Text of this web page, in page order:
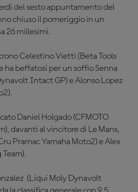
del sesto appuntamento del
chiuso il pomeriggio in un
26 millesimi.
Celestino Vietti (Beta Tools
ha beffatosi per un soffio Senna
Intact GP) e Alonso Lopez
Daniel Holgado (CFMOTO
davanti al vincitore di Le Mans,
Pramac Yamaha Moto2) e Alex
(Liqui Moly Dynavolt